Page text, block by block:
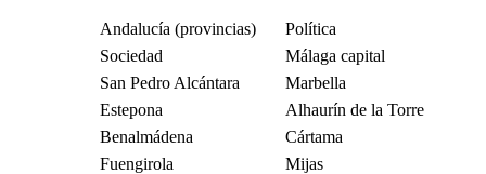
Andalucía (provincias)
Política
Sociedad
Málaga capital
San Pedro Alcántara
Marbella
Estepona
Alhaurín de la Torre
Benalmádena
Cártama
Fuengirola
Mijas